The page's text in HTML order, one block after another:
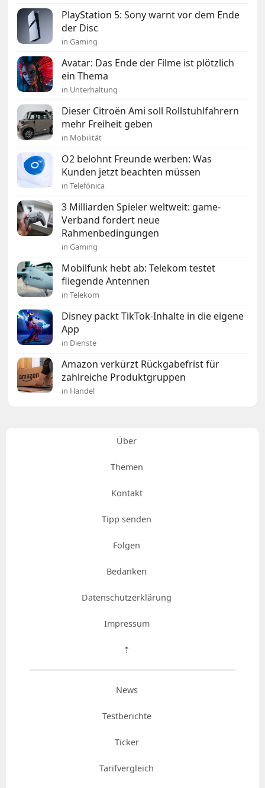
PlayStation 5: Sony warnt vor dem Ende
der Disc
in Gaming
Avatar: Das Ende der Filme ist plötzlich
ein Thema
in Unterhaltung
Dieser Citroën Ami soll Rollstuhlfahrern
mehr Freiheit geben
in Mobilität
O2 belohnt Freunde werben: Was
Kunden jetzt beachten müssen
in Telefónica
3 Milliarden Spieler weltweit: game-
Verband fordert neue
Rahmenbedingungen
in Gaming
Mobilfunk hebt ab: Telekom testet
fliegende Antennen
in Telekom
Disney packt TikTok-Inhalte in die eigene
App
in Dienste
Amazon verkürzt Rückgabefrist für
zahlreiche Produktgruppen
in Handel
Über
Themen
Kontakt
Tipp senden
Folgen
Bedanken
Datenschutzerklärung
Impressum
⇡
News
Testberichte
Ticker
Tarifvergleich